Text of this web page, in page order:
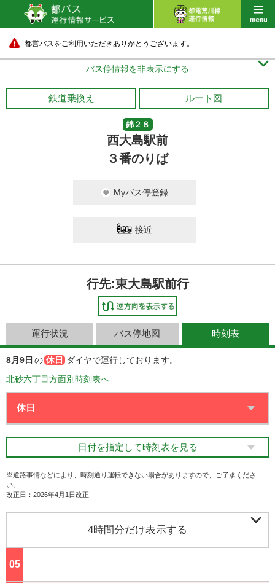
都営バスをご利用いただきありがとうございます。
バス停情報を非表示にする 
鉄道乗換え ルート図
錦２８
西大島駅前
３番のりば
Myバス停登録
接近
行先:東大島駅前行
運行状況 バス停地図 時刻表
8月9日 の 休日
ダイヤで運行しております。
北砂六丁目方面別時刻表へ
日付を指定して時刻表を見る
※道路事情などにより、時刻通り運転できない場合がありますので、ご了承くださ
い。
改正日：2026年4月1日改正
4時間分だけ表示する 
05